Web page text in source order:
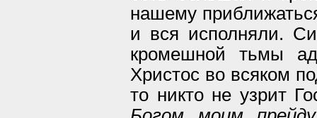
нашему
и вся исполняли.
кромешной тьмы
Христос во всяком
то никто не узрит